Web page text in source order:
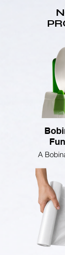
A
versátil
prima
que
das